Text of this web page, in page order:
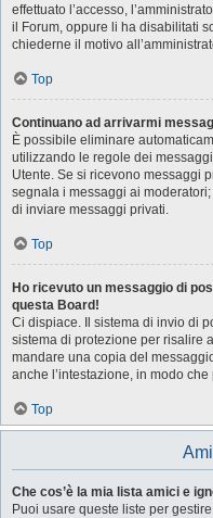
effettuato l’accesso,
il Forum, oppure li ha disabilitati
chiederne il motivo
Top
Continuano ad arrivarmi
È possibile eliminare
utilizzando le regole dei
Utente. Se si ricevono messaggi
segnala i messaggi ai
di inviare messaggi privati​​.
Top
Ho ricevuto un messaggio di
questa Board!
Ci dispiace. Il sistema di invio di
sistema di protezione per risalire
mandare una copia del
anche l’intestazione, in modo
Top
Che cos’è la mia lista amici e
Puoi usare queste liste per